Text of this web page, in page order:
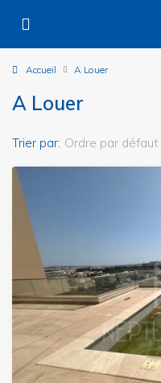
Accueil A Louer
A Louer
Trier par: Ordre par défaut